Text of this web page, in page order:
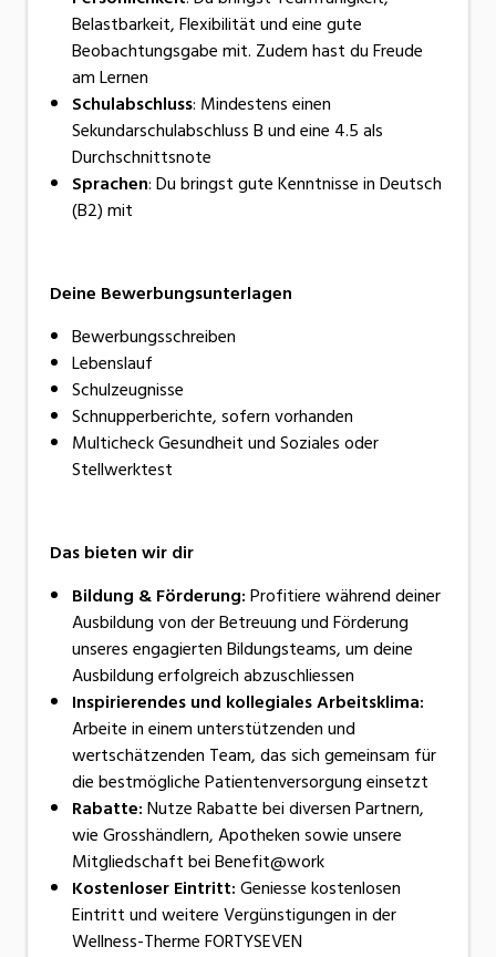
Belastbarkeit, Flexibilität und eine gute
Beobachtungsgabe mit. Zudem hast du Freude
am Lernen
Schulabschluss: Mindestens einen
Sekundarschulabschluss B und eine 4.5 als
Durchschnittsnote
Sprachen: Du bringst gute Kenntnisse in Deutsch
(B2) mit
Deine Bewerbungsunterlagen
Bewerbungsschreiben
Lebenslauf
Schulzeugnisse
Schnupperberichte, sofern vorhanden
Multicheck Gesundheit und Soziales oder
Stellwerktest
Das bieten wir dir
Bildung & Förderung:Profitiere während deiner
Ausbildung von der Betreuung und Förderung
unseres engagierten Bildungsteams, um deine
Ausbildung erfolgreich abzuschliessen
Inspirierendes und kollegiales Arbeitsklima:
Arbeite in einem unterstützenden und
wertschätzenden Team, das sich gemeinsam für
die bestmögliche Patientenversorgung einsetzt
Rabatte:Nutze Rabatte bei diversen Partnern,
wie Grosshändlern, Apotheken sowie unsere
Mitgliedschaft bei Benefit@work
Kostenloser Eintritt:Geniesse kostenlosen
Eintritt und weitere Vergünstigungen in der
Wellness-Therme FORTYSEVEN